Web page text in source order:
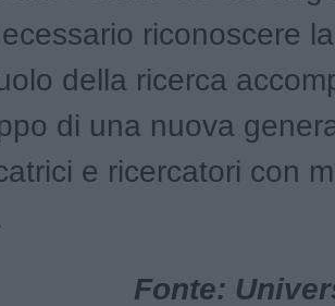
riconoscere
della ricerca
di una nuova
e ricercatori con
Fonte: